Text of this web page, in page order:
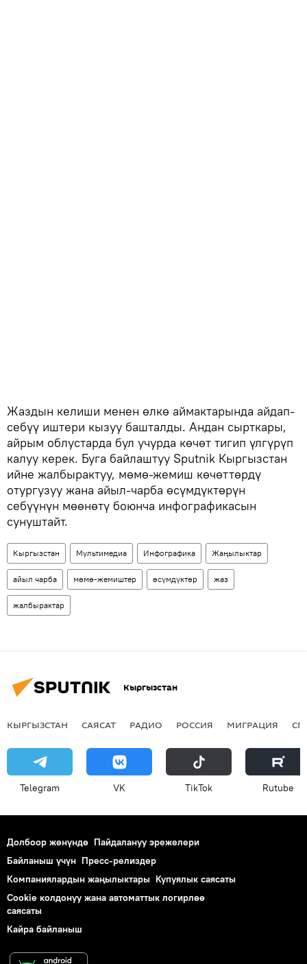
Жаздын келиши менен өлкө аймактарында айдап-
себүү иштери кызуу башталды. Андан сырткары,
айрым облустарда бул учурда көчөт тигип үлгүрүп
калуу керек. Буга байлаштуу Sputnik Кыргызстан
ийне жалбырактуу, мөмө-жемиш көчөттөрдү
отургузуу жана айыл-чарба өсүмдүктөрүн
себүүнүн мөөнөтү боюнча инфографикасын
сунуштайт.
Кыргызстан Мультимедиа Инфографика Жаңылыктар
айыл чарба мөмө-жемиштер өсүмдүктөр жаз
жалбырактар
Кыргызстан
КЫРГЫЗСТАН САЯСАТ РАДИО РОССИЯ МИГРАЦИЯ
Telegram VK ТikТоk Rutube
Долбоор жөнүндө Пайдалануу эрежелери
Байланыш үчүн Пресс-релиздер
Компаниялардын жаңылыктары Купуялык саясаты
Cookie колдонуу жана автоматтык логирлөө
саясаты
Кайра байланыш